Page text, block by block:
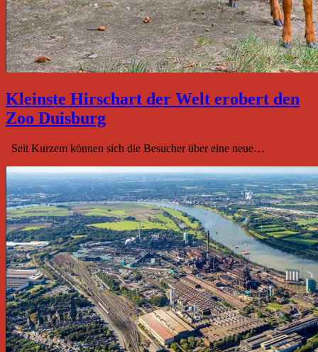
Kleinste Hirschart der Welt erobert den
Zoo Duisburg
Seit Kurzem können sich die Besucher über eine neue…